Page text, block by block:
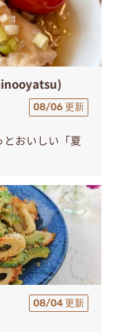
08/06 更新
おいしい「夏
08/04 更新